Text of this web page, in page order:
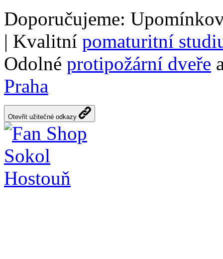
Doporučujeme:
| Kvalitní pomaturitní
Odolné protipožární dveře
Praha
Otevřit užitečné odkazy